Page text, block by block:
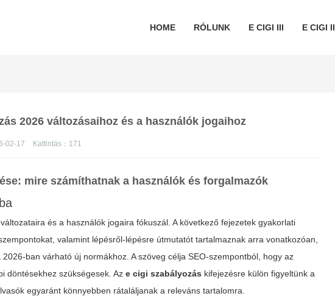
HOME RÓLUNK E CIGI III E CIGI II
2026 változásaihoz és a használók jogaihoz
02-17 Kattintás： 171
mire számíthatnak a használók és forgalmazók
és a használók jogaira fókuszál. A következő fejezetek gyakorlati
valamint lépésről-lépésre útmutatót tartalmaznak arra vonatkozóan,
ban várható új normákhoz. A szöveg célja SEO-szempontból, hogy az
döntésekhez szükségesek. Aze cigi szabályozás kifejezésre külön figyeltünk a
egyaránt könnyebben rátaláljanak a releváns tartalomra.